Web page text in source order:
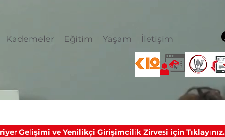
Kademeler Eğitim Yaşam İletişim
Gelişimi ve Yenilikçi Girişimcilik Zirvesi için Tıklayınız.